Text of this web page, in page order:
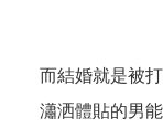
而結婚就是被
瀟洒體貼的男